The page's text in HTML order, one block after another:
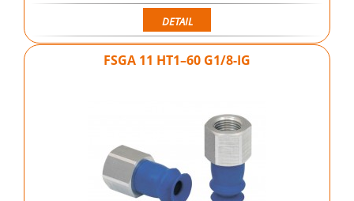
DETAIL
FSGA 11 HT1–60 G1/8-IG